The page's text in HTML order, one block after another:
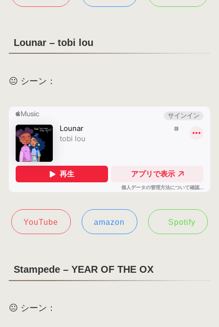
Lounar – tobi lou
😐 シーン：
YouTube amazon Spotify
Stampede – YEAR OF THE OX
😐 シーン：